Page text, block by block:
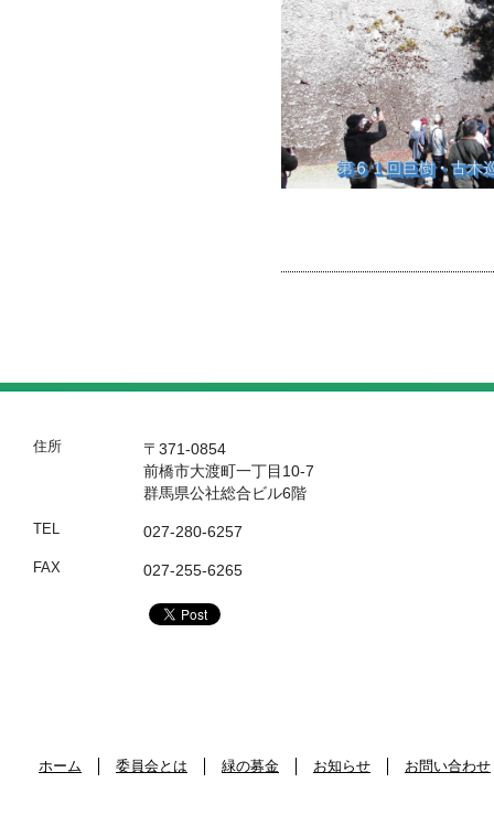
住所
〒371-0854
前橋市大渡町一丁目10-7
群馬県公社総合ビル6階
TEL 027-280-6257
FAX 027-255-6265
ホーム 委員会とは 緑の募金 お知らせ お問い合わせ